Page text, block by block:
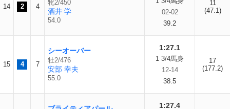
14 2 4
牝2/450
酒井 学
54.0
02-02
39.2
11
(47.1)
15 4 7
シーオーバー
牡2/476
安部 幸夫
55.0
1:27.1
1 3/4馬身
12-14
38.5
17
(177.2)
1:27.4